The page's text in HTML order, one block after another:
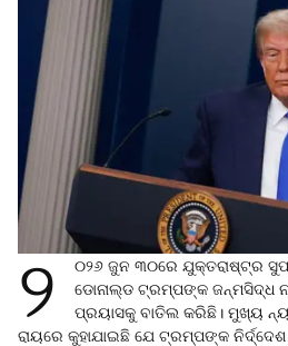
୨
୦୨୬ ଜୁନ ୩୦ରେ ଯୁକ୍ତରାଷ୍ଟ୍ର
ଡୋନାଲ୍ଡ ଟ୍ରମ୍ପଙ୍କ ଜନ୍ମସିଦ୍ଧ
ପ୍ରୟାସକୁ ବାତିଲ କରିଛି। ମୁଖ୍ୟ
ରାୟରେ କୁହାଯାଇଛି ଯେ ଟ୍ରମ୍ପଙ୍କ